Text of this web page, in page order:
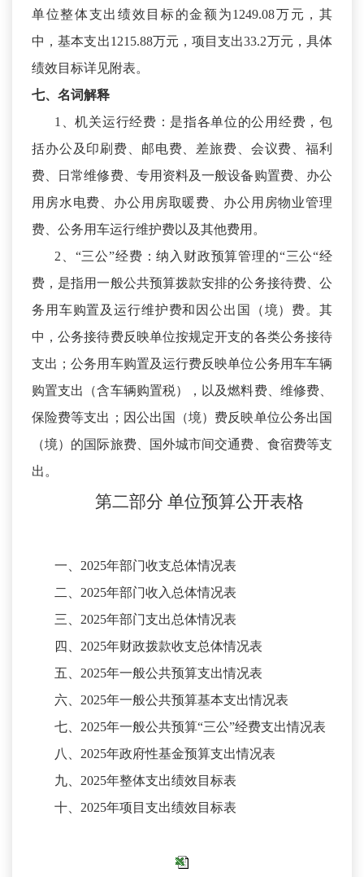
单位整体支出绩效目标的金额为1249.08万元，其
中，基本支出1215.88万元，项目支出33.2万元，具体
绩效目标详见附表。
七、名词解释
1、机关运行经费：是指各单位的公用经费，包
括办公及印刷费、邮电费、差旅费、会议费、福利
费、日常维修费、专用资料及一般设备购置费、办公
用房水电费、办公用房取暖费、办公用房物业管理
费、公务用车运行维护费以及其他费用。
2、“三公”经费：纳入财政预算管理的“三公“经
费，是指用一般公共预算拨款安排的公务接待费、公
务用车购置及运行维护费和因公出国（境）费。其
中，公务接待费反映单位按规定开支的各类公务接待
支出；公务用车购置及运行费反映单位公务用车车辆
购置支出（含车辆购置税），以及燃料费、维修费、
保险费等支出；因公出国（境）费反映单位公务出国
（境）的国际旅费、国外城市间交通费、食宿费等支
出。
第二部分 单位预算公开表格
一、 2025年部门收支总体情况表
二、 2025年部门收入总体情况表
三、 2025年部门支出总体情况表
四、 2025年财政拨款收支总体情况表
五、 2025年一般公共预算支出情况表
六、 2025年一般公共预算基本支出情况表
七、 2025年一般公共预算“三公”经费支出情况表
八、 2025年政府性基金预算支出情况表
九、 2025年整体支出绩效目标表
十、 2025年项目支出绩效目标表